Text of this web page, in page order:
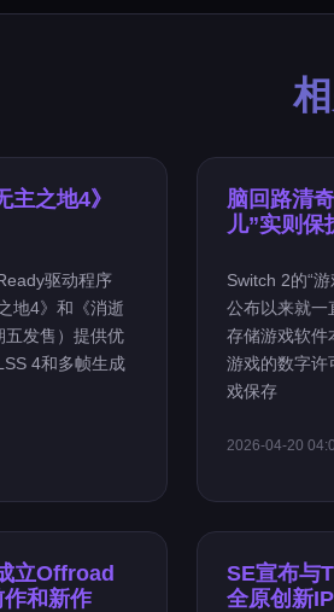
之地4》
驱动程序
地4》和《消逝
五发售）提供优
4和多帧生成
脑回路清
儿”实则保
Switch 2的“
公布以来就一
存储游戏软件
游戏的数字许
戏保存
2026-04-20
立Offroad
和新作
SE宣布与
全原创新